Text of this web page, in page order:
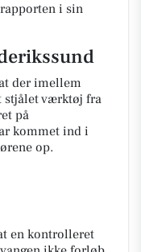
i sin
der imellem
stjålet værktøj fra
på
kommet ind i
op.
en kontrolleret